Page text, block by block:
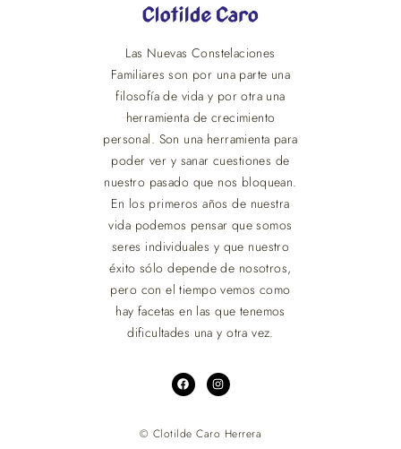
Las Nuevas Constelaciones
Familiares son por una parte una
filosofía de vida y por otra una
herramienta de crecimiento
personal. Son una herramienta para
poder ver y sanar cuestiones de
nuestro pasado que nos bloquean.
En los primeros años de nuestra
vida podemos pensar que somos
seres individuales y que nuestro
éxito sólo depende de nosotros,
pero con el tiempo vemos como
hay facetas en las que tenemos
dificultades una y otra vez.
© Clotilde Caro Herrera